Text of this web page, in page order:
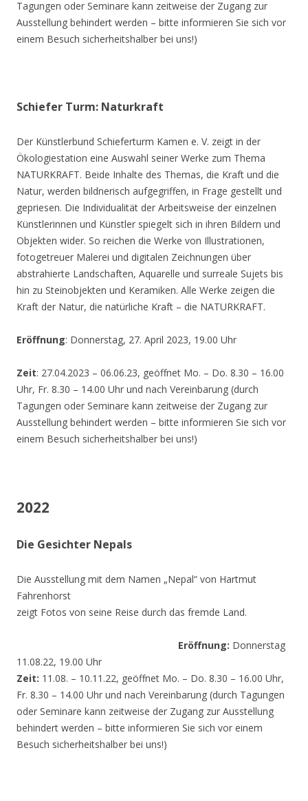
Tagungen oder Seminare kann zeitweise der Zugang zur
Ausstellung behindert werden – bitte informieren Sie sich vor
einem Besuch sicherheitshalber bei uns!)
Schiefer Turm: Naturkraft
Der Künstlerbund Schieferturm Kamen e. V. zeigt in der
Ökologiestation eine Auswahl seiner Werke zum Thema
NATURKRAFT. Beide Inhalte des Themas, die Kraft und die
Natur, werden bildnerisch aufgegriffen, in Frage gestellt und
gepriesen. Die Individualität der Arbeitsweise der einzelnen
Künstlerinnen und Künstler spiegelt sich in ihren Bildern und
Objekten wider. So reichen die Werke von Illustrationen,
fotogetreuer Malerei und digitalen Zeichnungen über
abstrahierte Landschaften, Aquarelle und surreale Sujets bis
hin zu Steinobjekten und Keramiken. Alle Werke zeigen die
Kraft der Natur, die natürliche Kraft – die NATURKRAFT.
Eröffnung: Donnerstag, 27. April 2023, 19.00 Uhr
Zeit: 27.04.2023 – 06.06.23, geöffnet Mo. – Do. 8.30 – 16.00
Uhr, Fr. 8.30 – 14.00 Uhr und nach Vereinbarung (durch
Tagungen oder Seminare kann zeitweise der Zugang zur
Ausstellung behindert werden – bitte informieren Sie sich vor
einem Besuch sicherheitshalber bei uns!)
2022
Die Gesichter Nepals
Die Ausstellung mit dem Namen „Nepal“ von Hartmut
Fahrenhorst
zeigt Fotos von seine Reise durch das fremde Land.
Eröffnung: Donnerstag
11.08.22, 19.00 Uhr
Zeit: 11.08. – 10.11.22, geöffnet Mo. – Do. 8.30 – 16.00 Uhr,
Fr. 8.30 – 14.00 Uhr und nach Vereinbarung (durch Tagungen
oder Seminare kann zeitweise der Zugang zur Ausstellung
behindert werden – bitte informieren Sie sich vor einem
Besuch sicherheitshalber bei uns!)